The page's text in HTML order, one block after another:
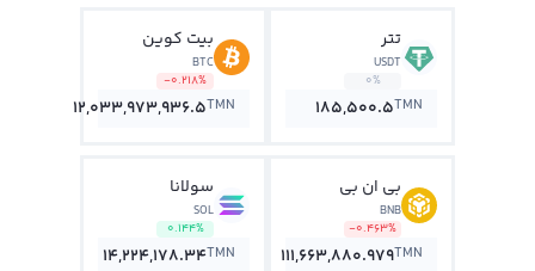
تتر
USDT
0%
185,500.5TMN
بیت کوین
BTC
-0.218%
12,033,973,936.5TMN
بی ان بی
BNB
-0.463%
111,663,880.979TMN
سولانا
SOL
0.144%
14,224,178.34TMN